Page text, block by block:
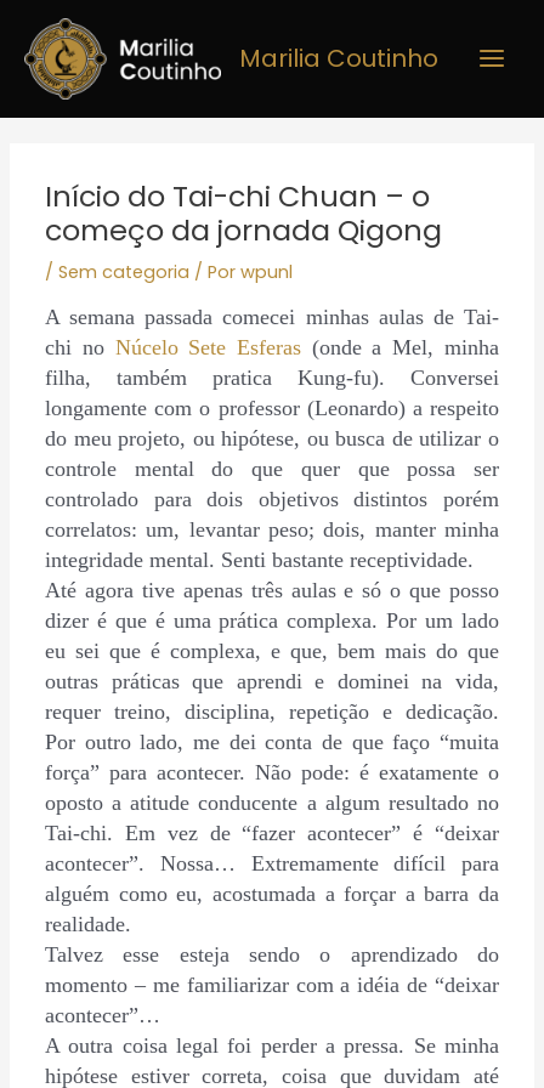
para
conteúdo
Marilia Coutinho
Início do Tai-chi Chuan – o
começo da jornada Qigong
/Sem categoria / Porwpunl
A semana passada comecei minhas aulas de Tai-
chi no Núcelo Sete Esferas (onde a Mel, minha
filha, também pratica Kung-fu). Conversei
longamente com o professor (Leonardo) a respeito
do meu projeto, ou hipótese, ou busca de utilizar o
controle mental do que quer que possa ser
controlado para dois objetivos distintos porém
correlatos: um, levantar peso; dois, manter minha
integridade mental. Senti bastante receptividade.
Até agora tive apenas três aulas e só o que posso
dizer é que é uma prática complexa. Por um lado
eu sei que é complexa, e que, bem mais do que
outras práticas que aprendi e dominei na vida,
requer treino, disciplina, repetição e dedicação.
Por outro lado, me dei conta de que faço “muita
força” para acontecer. Não pode: é exatamente o
oposto a atitude conducente a algum resultado no
Tai-chi. Em vez de “fazer acontecer” é “deixar
acontecer”. Nossa… Extremamente difícil para
alguém como eu, acostumada a forçar a barra da
realidade.
Talvez esse esteja sendo o aprendizado do
momento – me familiarizar com a idéia de “deixar
acontecer”…
A outra coisa legal foi perder a pressa. Se minha
hipótese estiver correta, coisa que duvidam até